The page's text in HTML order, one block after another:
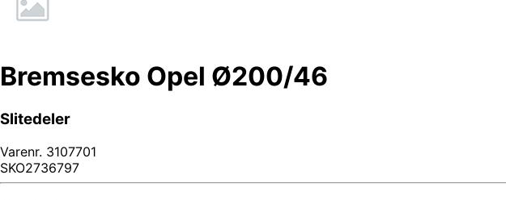
Bremsesko Opel Ø200/46
Slitedeler
Varenr. 3107701
SKO2736797